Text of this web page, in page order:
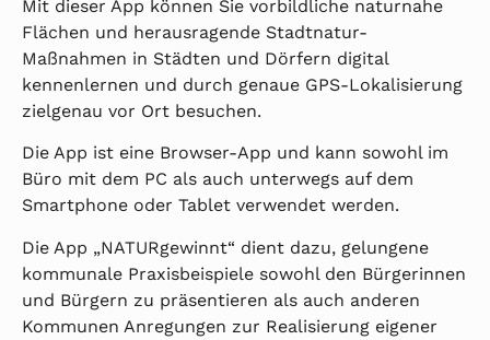
Mit dieser App können Sie vorbildliche naturnahe
Flächen und herausragende Stadtnatur-
Maßnahmen in Städten und Dörfern digital
kennenlernen und durch genaue GPS-Lokalisierung
zielgenau vor Ort besuchen.
Die App ist eine Browser-App und kann sowohl im
Büro mit dem PC als auch unterwegs auf dem
Smartphone oder Tablet verwendet werden.
Die App „NATURgewinnt“ dient dazu, gelungene
kommunale Praxisbeispiele sowohl den Bürgerinnen
und Bürgern zu präsentieren als auch anderen
Kommunen Anregungen zur Realisierung eigener